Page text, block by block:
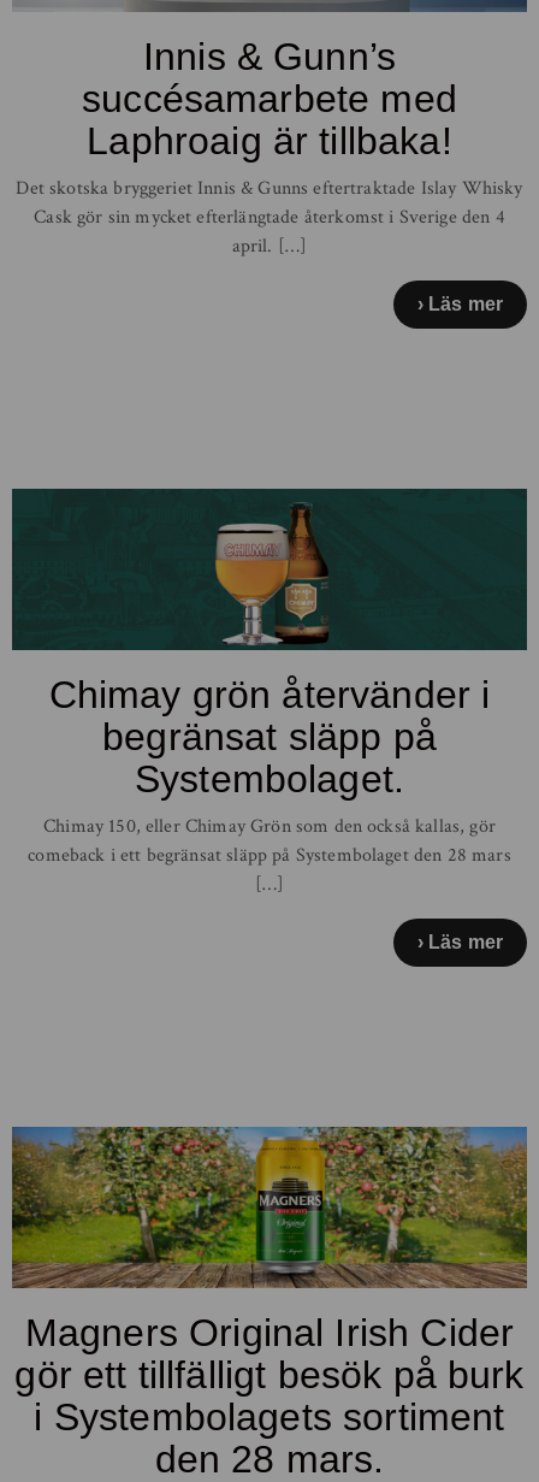
Innis & Gunn’s
succésamarbete med
Laphroaig är tillbaka!
Det skotska bryggeriet Innis & Gunns eftertraktade Islay Whisky
Cask gör sin mycket efterlängtade återkomst i Sverige den 4
april. […]
Läs mer
Chimay grön återvänder i
begränsat släpp på
Systembolaget.
Chimay 150, eller Chimay Grön som den också kallas, gör
comeback i ett begränsat släpp på Systembolaget den 28 mars
[…]
Läs mer
Magners Original Irish Cider
gör ett tillfälligt besök på burk
i Systembolagets sortiment
den 28 mars.